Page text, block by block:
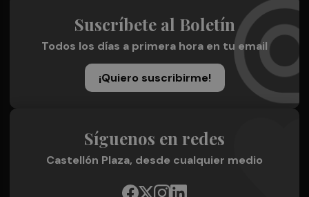
Suscríbete al Boletín
Todos los días a primera hora en tu email
¡Quiero suscribirme!
Síguenos en redes
Castellón Plaza, desde cualquier medio